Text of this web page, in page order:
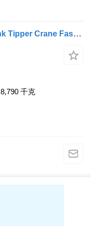
Scania P360 6x2 steering axle lenk Tipper Crane Fassi F175A
8,790 千克